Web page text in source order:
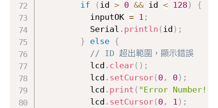
if ( id > 0 && id < 128)
{
          inputOK
= 1 ;
          Serial
. println ( id ) ;
} else
{
// ID 超出範圍，顯示錯誤
          lcd
. clear( ) ;
          lcd
. setCursor( 0, 0) ;
          lcd
. print ( "Error Number!"
          lcd
. setCursor( 0, 1 ) ;